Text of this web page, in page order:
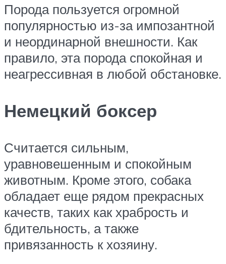
Порода пользуется огромной
популярностью из-за импозантной
и неординарной внешности. Как
правило, эта порода спокойная и
неагрессивная в любой обстановке.
Немецкий боксер
Считается сильным,
уравновешенным и спокойным
животным. Кроме этого, собака
обладает еще рядом прекрасных
качеств, таких как храбрость и
бдительность, а также
привязанность к хозяину.